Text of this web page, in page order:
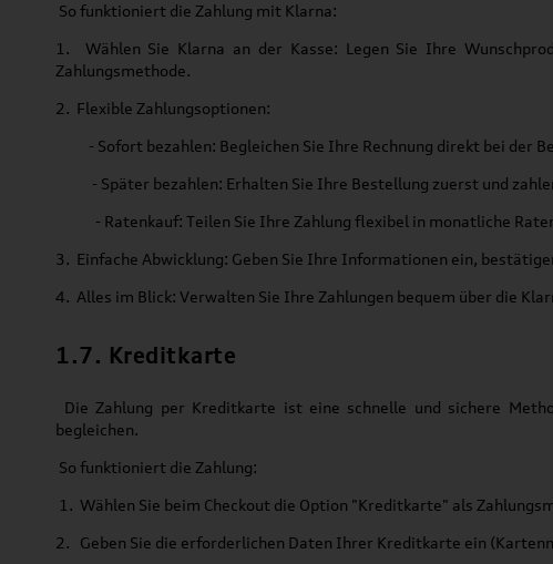
So funktioniert die Zahlung mit Klarna:
1. Wählen Sie Klarna an der Kasse: Legen Sie Ihre
Zahlungsmethode.
2. Flexible Zahlungsoptionen:
- Sofort bezahlen: Begleichen Sie Ihre Rechnung direkt bei der
- Später bezahlen: Erhalten Sie Ihre Bestellung zuerst und
- Ratenkauf: Teilen Sie Ihre Zahlung flexibel in monatliche
3. Einfache Abwicklung: Geben Sie Ihre Informationen ein,
4. Alles im Blick: Verwalten Sie Ihre Zahlungen bequem über die
1.7. Kreditkarte
Die Zahlung per Kreditkarte ist eine schnelle und sichere
begleichen.
So funktioniert die Zahlung:
1. Wählen Sie beim Checkout die Option "Kreditkarte" als
2. Geben Sie die erforderlichen Daten Ihrer Kreditkarte ein